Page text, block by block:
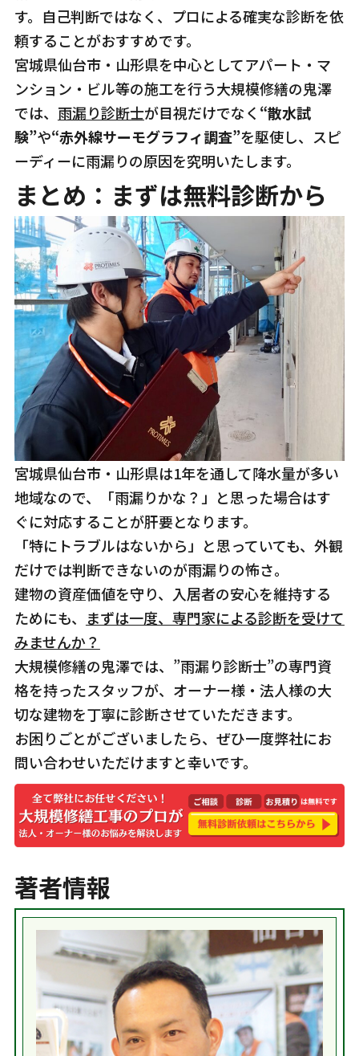
す。自己判断ではなく、プロによる確実な診断を依
頼することがおすすめです。
宮城県仙台市・山形県を中心としてアパート・マ
ンション・ビル等の施工を行う大規模修繕の鬼澤
では、 雨漏り診断士が目視だけでなく “散水試
験”や“赤外線サーモグラフィ調査”を駆使し、スピ
ーディーに雨漏りの原因を究明いたします。
まとめ：まずは無料診断から
宮城県仙台市・山形県は1年を通して降水量が多い
地域なので、「雨漏りかな？」と思った場合はす
ぐに対応することが肝要となります。
「特にトラブルはないから」と思っていても、外観
だけでは判断できないのが雨漏りの怖さ。
建物の資産価値を守り、入居者の安心を維持する
ためにも、 まずは一度、専門家による診断を受けて
みませんか？
大規模修繕の鬼澤では、”雨漏り診断士”の専門資
格を持ったスタッフが、オーナー様・法人様の大
切な建物を丁寧に診断させていただきます。
お困りごとがございましたら、ぜひ一度弊社にお
問い合わせいただけますと幸いです。
著者情報